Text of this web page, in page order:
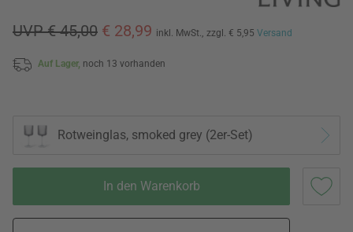
UVP € 45,00 € 28,99 inkl. MwSt., zzgl. € 5,95 Versand
Auf Lager, noch 13 vorhanden
Rotweinglas, smoked grey (2er-Set)
In den Warenkorb